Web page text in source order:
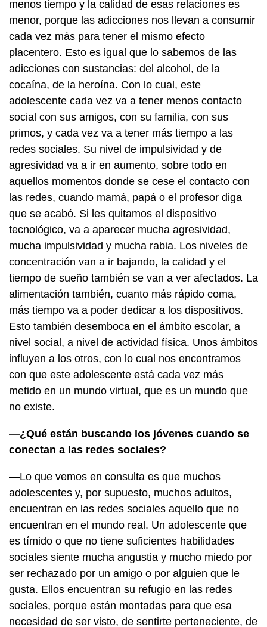
menos tiempo y la calidad de esas relaciones es
menor, porque las adicciones nos llevan a consumir
cada vez más para tener el mismo efecto
placentero. Esto es igual que lo sabemos de las
adicciones con sustancias: del alcohol, de la
cocaína, de la heroína. Con lo cual, este
adolescente cada vez va a tener menos contacto
social con sus amigos, con su familia, con sus
primos, y cada vez va a tener más tiempo a las
redes sociales. Su nivel de impulsividad y de
agresividad va a ir en aumento, sobre todo en
aquellos momentos donde se cese el contacto con
las redes, cuando mamá, papá o el profesor diga
que se acabó. Si les quitamos el dispositivo
tecnológico, va a aparecer mucha agresividad,
mucha impulsividad y mucha rabia. Los niveles de
concentración van a ir bajando, la calidad y el
tiempo de sueño también se van a ver afectados. La
alimentación también, cuanto más rápido coma,
más tiempo va a poder dedicar a los dispositivos.
Esto también desemboca en el ámbito escolar, a
nivel social, a nivel de actividad física. Unos ámbitos
influyen a los otros, con lo cual nos encontramos
con que este adolescente está cada vez más
metido en un mundo virtual, que es un mundo que
no existe.
—¿Qué están buscando los jóvenes cuando se
conectan a las redes sociales?
—Lo que vemos en consulta es que muchos
adolescentes y, por supuesto, muchos adultos,
encuentran en las redes sociales aquello que no
encuentran en el mundo real. Un adolescente que
es tímido o que no tiene suficientes habilidades
sociales siente mucha angustia y mucho miedo por
ser rechazado por un amigo o por alguien que le
gusta. Ellos encuentran su refugio en las redes
sociales, porque están montadas para que esa
necesidad de ser visto, de sentirte perteneciente, de